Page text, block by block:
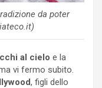
da poter
al cielo e la
vi fermo subito.
, figli dello